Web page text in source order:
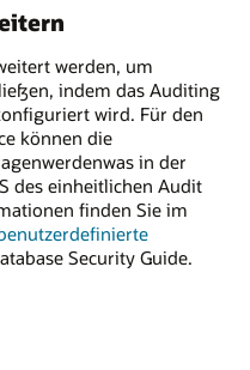
werden, um
indem das Auditing
wird. Für den
können die
in der
des einheitlichen Audit
finden Sie im
Security Guide.